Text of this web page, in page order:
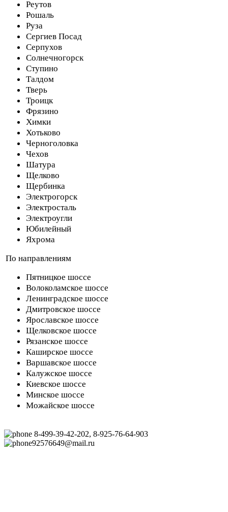
Реутов
Рошаль
Руза
Сергиев Посад
Серпухов
Солнечногорск
Ступино
Талдом
Тверь
Троицк
Фрязино
Химки
Хотьково
Черноголовка
Чехов
Шатура
Щелково
Щербинка
Электрогорск
Электросталь
Электроугли
Юбилейный
Яхрома
По направлениям
Пятницкое шоссе
Волоколамское шоссе
Ленинградское шоссе
Дмитровское шоссе
Ярославское шоссе
Щелковское шоссе
Рязанское шоссе
Каширское шоссе
Варшавское шоссе
Калужское шоссе
Киевское шоссе
Минское шоссе
Можайское шоссе
8-499-39-42-202, 8-925-76-64-903
92576649@mail.ru